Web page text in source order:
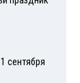
сентября